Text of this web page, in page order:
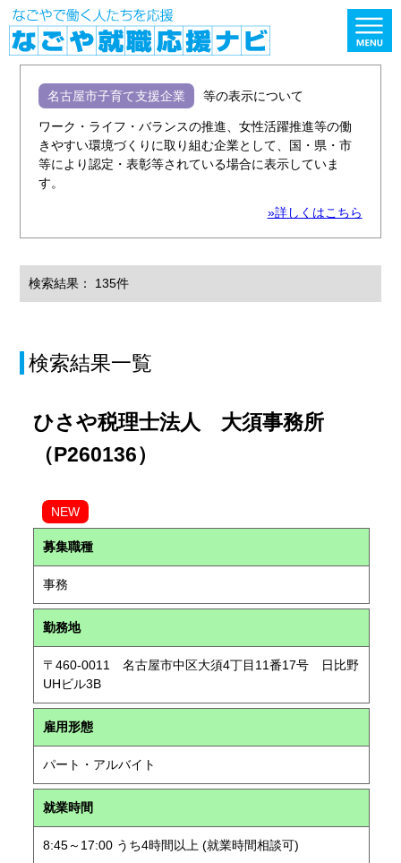
名古屋市子育て支援企業 等の表示について
ワーク・ライフ・バランスの推進、女性活躍推進等の働
きやすい環境づくりに取り組む企業として、国・県・市
等により認定・表彰等されている場合に表示していま
す。
»詳しくはこちら
検索結果： 135件
検索結果一覧
ひさや税理士法人 大須事務所
（P260136）
NEW
募集職種
事務
勤務地
〒460-0011 名古屋市中区大須4丁目11番17号 日比野
UHビル3B
雇用形態
パート・アルバイト
就業時間
8:45～17:00 うち4時間以上 (就業時間相談可)